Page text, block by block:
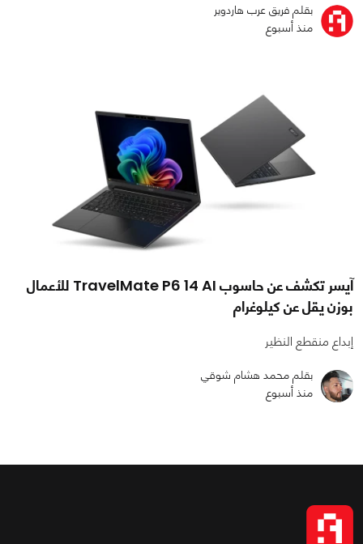
بقلم فريق عرب هاردوير
منذ أسبوع
آيسر تكشف عن حاسوب TravelMate P6 14 AI للأعمال
بوزن يقل عن كيلوغرام
إبداع منقطع النظير
بقلم محمد هشام شوقي
منذ أسبوع